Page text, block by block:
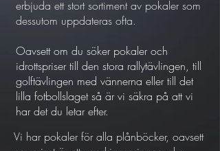
erbjuda ett stort sortiment av pokaler som
dessutom uppdateras ofta.
Oavsett om du söker pokaler och
idrottspriser till den stora rallytävlingen, till
golftävlingen med vännerna eller till det
lilla fotbollslaget så är vi säkra på att vi
har det du letar efter.
Vi har pokaler för alla plånböcker, oavsett